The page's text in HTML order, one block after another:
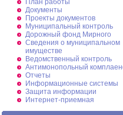
План работы
Документы
Проекты документов
Муниципальный контроль
Дорожный фонд Мирного
Cведения о муниципальном
имуществе
Ведомственный контроль
Антимонопольный
Отчеты
Информационные системы
Защита информации
Интернет-приемная